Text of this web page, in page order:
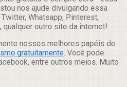
nos ajude divulgando essa
Whatsapp, Pinterest,
qualquer outro site da internet!
nossos melhores papéis de
gratuitamente. Você pode
entre outros meios. Muito